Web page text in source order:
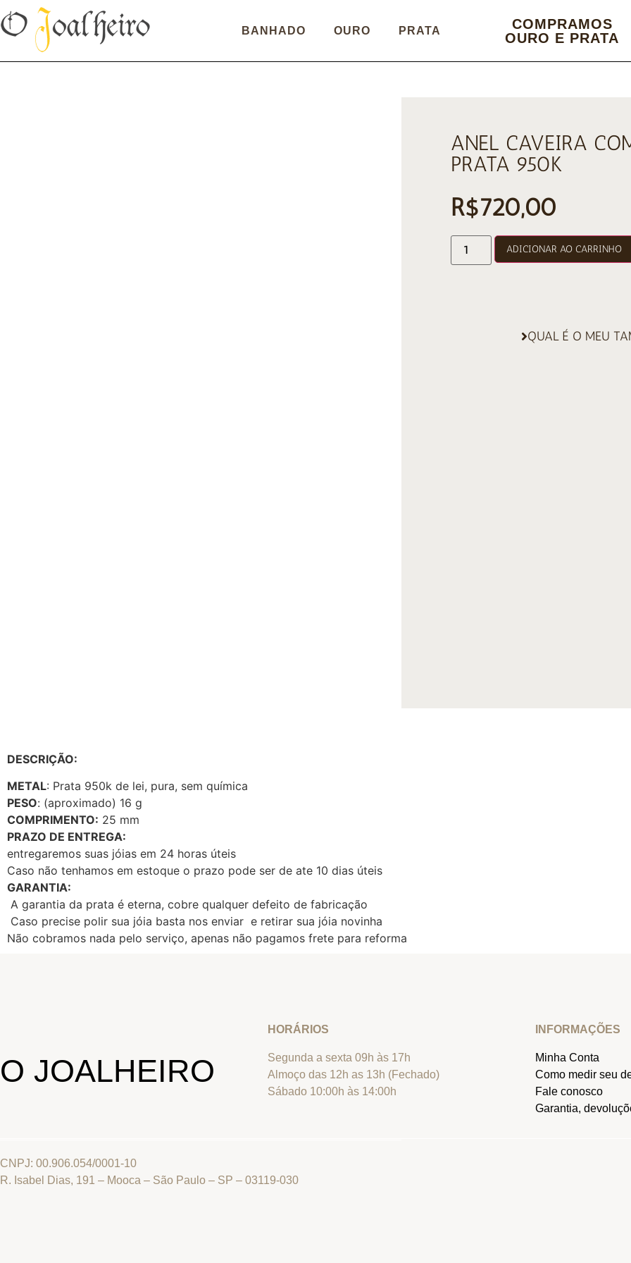
BANHADO OURO PRATA
COMPRAMOS
OURO E PRATA
ANEL CAVEIRA
PRATA 950K
R$720,00
ADICIONAR AO CARRINHO
QUAL É O MEU
DESCRIÇÃO:
METAL: Prata 950k de lei, pura, sem química
PESO: (aproximado) 16 g
COMPRIMENTO: 25 mm
PRAZO DE ENTREGA:
entregaremos suas jóias em 24 horas úteis
Caso não tenhamos em estoque o prazo pode ser de ate 10 dias úteis
GARANTIA:
A garantia da prata é eterna, cobre qualquer defeito de fabricação
Caso precise polir sua jóia basta nos enviar e retirar sua jóia novinha
Não cobramos nada pelo serviço, apenas não pagamos frete para reforma
O JOALHEIRO
HORÁRIOS
Segunda a sexta 09h às 17h
Almoço das 12h as 13h (Fechado)
Sábado 10:00h às 14:00h
INFORMAÇÕES
Minha Conta
Como medir seu
Fale conosco
Garantia,
CNPJ: 00.906.054/0001-10
R. Isabel Dias, 191 – Mooca – São Paulo – SP – 03119-030